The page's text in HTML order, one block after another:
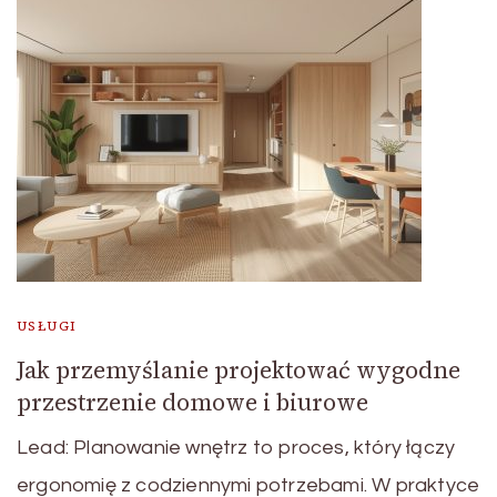
USŁUGI
Jak przemyślanie projektować wygodne
przestrzenie domowe i biurowe
Lead: Planowanie wnętrz to proces, który łączy
ergonomię z codziennymi potrzebami. W praktyce